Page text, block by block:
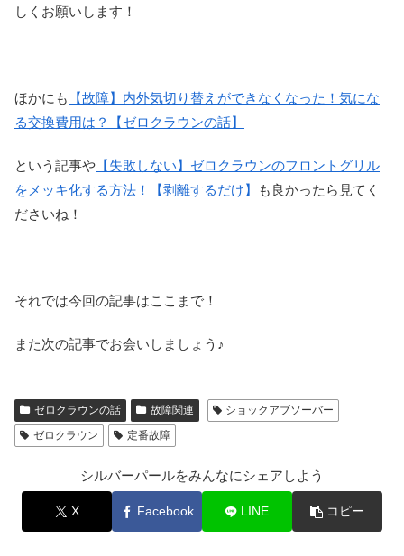
しくお願いします！
ほかにも
【故障】内外気切り替えができなくなった！気にな
る交換費用は？【ゼロクラウンの話】
という記事や 【失敗しない】ゼロクラウンのフロントグリル
をメッキ化する方法！【剥離するだけ】
も良かったら見てく
ださいね！
それでは今回の記事はここまで！
また次の記事でお会いしましょう♪
ゼロクラウンの話 故障関連
ショックアブソーバー
ゼロクラウン
定番故障
シルバーパールをみんなにシェアしよう
X Facebook LINE コピー